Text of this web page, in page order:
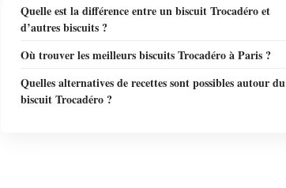
Quelle est la différence entre un biscuit Trocadéro et
d’autres biscuits ?
Où trouver les meilleurs biscuits Trocadéro à Paris ?
Quelles alternatives de recettes sont possibles autour du
biscuit Trocadéro ?